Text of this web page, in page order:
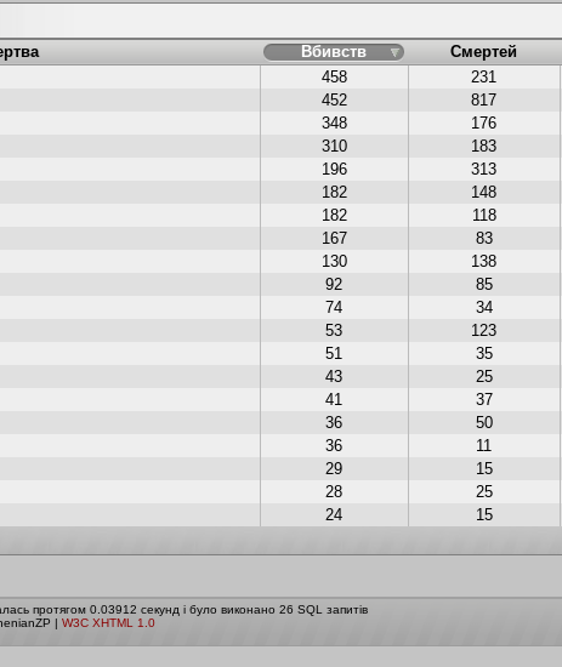
Вбивств Смертей
458 231
452 817
348 176
310 183
196 313
182 148
182 118
167 83
130 138
92 85
74 34
53 123
51 35
43 25
41 37
36 50
36 11
29 15
28 25
24 15
протягом 0.03912 секунд і було виконано 26 SQL запитів
| W3C XHTML 1.0